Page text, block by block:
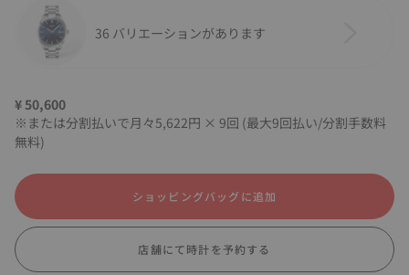
36 バリエーションがあります
¥ 50,600
※または分割払いで月々5,622円 × 9回 (最大9回払い/分割手数料
無料)
ショッピングバッグに追加
店舗にて時計を予約する